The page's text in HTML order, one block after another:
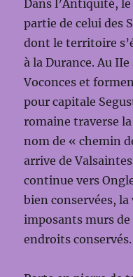
Dans l’Antiquité,
partie de celui des
dont le territoire
à la Durance. Au
Voconces et
pour capitale
romaine traverse
nom de « chemin
arrive de
continue vers
bien conservées,
imposants murs
endroits conservés.